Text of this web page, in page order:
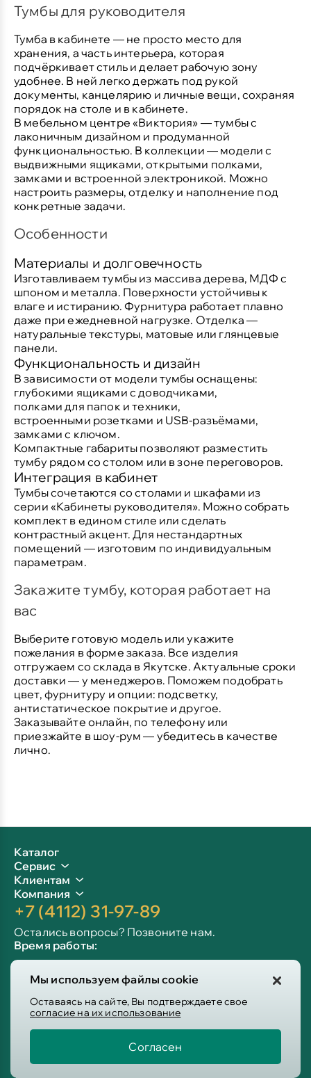
Мы используем файлы cookie
Оставаясь на сайте, Вы подтверждаете свое
согласие на их использование
Согласен
Тумбы для руководителя
Тумба в кабинете — не просто место для
хранения, а часть интерьера, которая
подчёркивает стиль и делает рабочую зону
удобнее. В ней легко держать под рукой
документы, канцелярию и личные вещи, сохраняя
порядок на столе и в кабинете.
В мебельном центре «Виктория» — тумбы с
лаконичным дизайном и продуманной
функциональностью. В коллекции — модели с
выдвижными ящиками, открытыми полками,
замками и встроенной электроникой. Можно
настроить размеры, отделку и наполнение под
конкретные задачи.
Особенности
Материалы и долговечность
Изготавливаем тумбы из массива дерева, МДФ с
шпоном и металла. Поверхности устойчивы к
влаге и истиранию. Фурнитура работает плавно
даже при ежедневной нагрузке. Отделка —
натуральные текстуры, матовые или глянцевые
панели.
Функциональность и дизайн
В зависимости от модели тумбы оснащены:
глубокими ящиками с доводчиками,
полками для папок и техники,
встроенными розетками и USB-разъёмами,
замками с ключом.
Компактные габариты позволяют разместить
тумбу рядом со столом или в зоне переговоров.
Интеграция в кабинет
Тумбы сочетаются со столами и шкафами из
серии «Кабинеты руководителя». Можно собрать
комплект в едином стиле или сделать
контрастный акцент. Для нестандартных
помещений — изготовим по индивидуальным
параметрам.
Закажите тумбу, которая работает на
вас
Выберите готовую модель или укажите
пожелания в форме заказа. Все изделия
отгружаем со склада в Якутске. Актуальные сроки
доставки — у менеджеров. Поможем подобрать
цвет, фурнитуру и опции: подсветку,
антистатическое покрытие и другое.
Заказывайте онлайн, по телефону или
приезжайте в шоу-рум — убедитесь в качестве
лично.
Каталог
Сервис
Клиентам
Компания
+7 (4112) 31-97-89
Остались вопросы? Позвоните нам.
Время работы:
Сб-вс: 10:00 - 19:00
Info@victoria-mebel.ru
Пользовательское соглашение